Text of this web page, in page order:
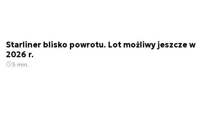
Starliner blisko powrotu. Lot możliwy jeszcze w
2026 r.
3 min.